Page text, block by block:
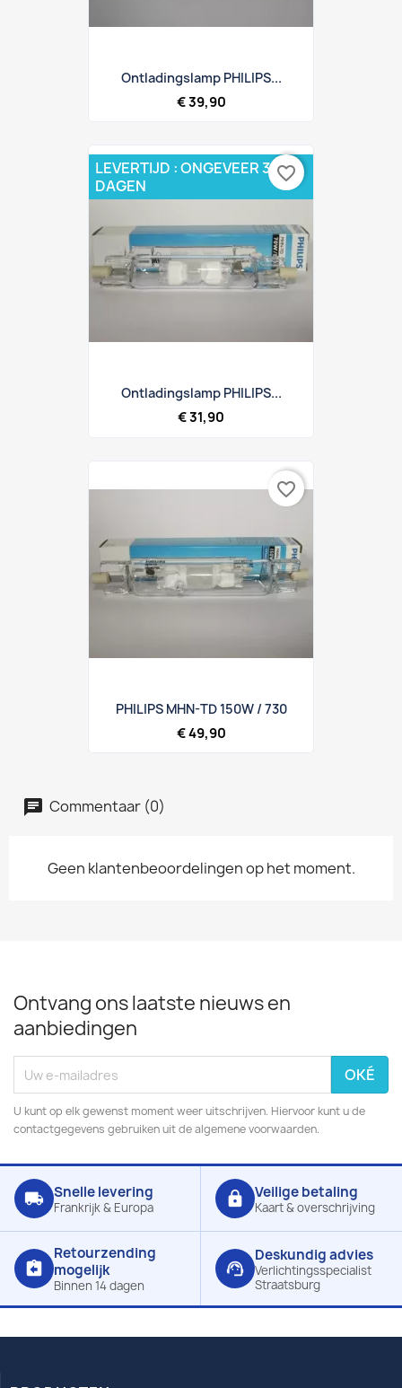
Ontladingslamp PHILIPS...
€ 39,90
Ontladingslamp PHILIPS...
€ 31,90
LEVERTIJD : ONGEVEER 3 - 5
DAGEN
favorite_border
PHILIPS MHN-TD 150W / 730
€ 49,90
favorite_border
Commentaar (0)
Geen klantenbeoordelingen op het moment.
Ontvang ons laatste nieuws en
aanbiedingen
U kunt op elk gewenst moment weer uitschrijven. Hiervoor kunt u de
contactgegevens gebruiken uit de algemene voorwaarden.
local_shipping Snelle levering
Frankrijk & Europa lock Veilige betaling
Kaart & overschrijving
assignment_return
Retourzending
mogelijk
Binnen 14 dagen
support_agent
Deskundig advies
Verlichtingsspecialist
Straatsburg